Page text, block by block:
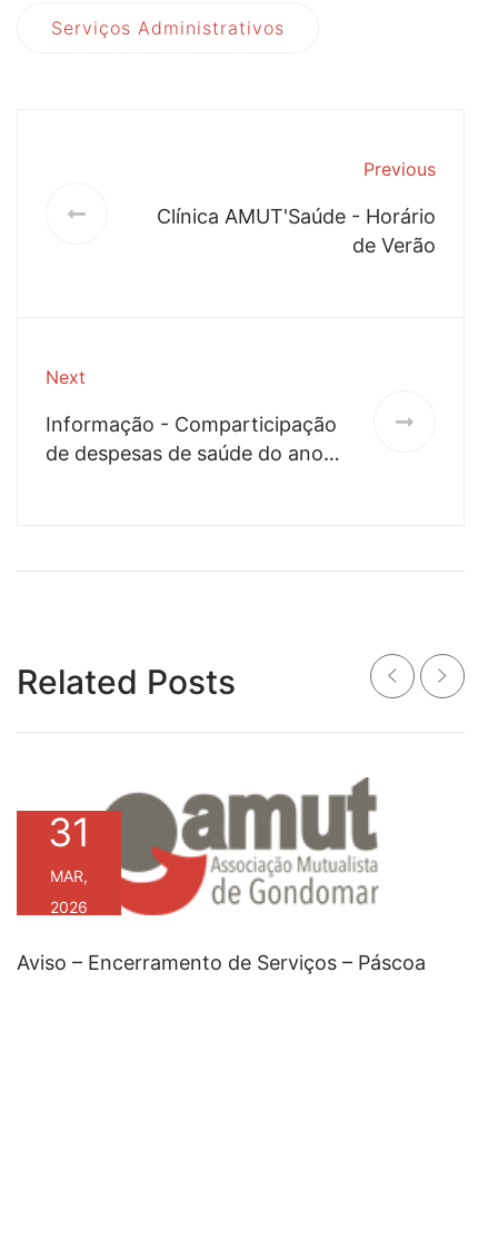
Serviços Administrativos
Previous
Clínica AMUT'Saúde - Horário
de Verão
Next
Informação - Comparticipação
de despesas de saúde do ano
Related Posts
31
MAR,
2026
Aviso – Encerramento de Serviços – Páscoa